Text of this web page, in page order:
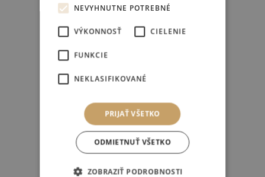
NEVYHNUTNE POTREBNÉ
VÝKONNOSŤ CIELENIE
FUNKCIE
NEKLASIFIKOVANÉ
PRIJAŤ VŠETKO
ODMIETNUŤ VŠETKO
ZOBRAZIŤ PODROBNOSTI